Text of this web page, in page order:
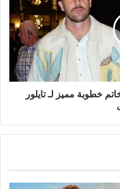
خطوبة مميز لـ تايلور